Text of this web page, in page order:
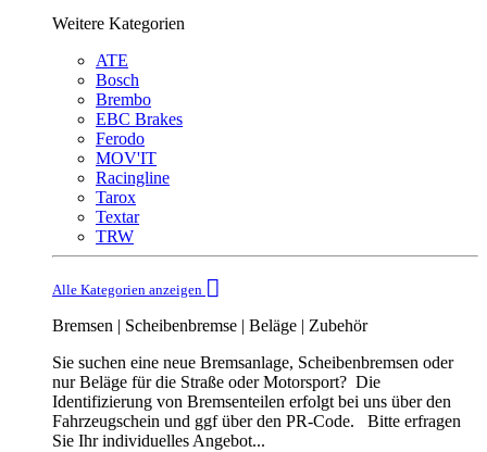
Weitere Kategorien
ATE
Bosch
Brembo
EBC Brakes
Ferodo
MOV'IT
Racingline
Tarox
Textar
TRW
Alle Kategorien anzeigen
Bremsen | Scheibenbremse | Beläge | Zubehör
Sie suchen eine neue Bremsanlage, Scheibenbremsen oder
nur Beläge für die Straße oder Motorsport? Die
Identifizierung von Bremsenteilen erfolgt bei uns über den
Fahrzeugschein und ggf über den PR-Code. Bitte erfragen
Sie Ihr individuelles Angebot...